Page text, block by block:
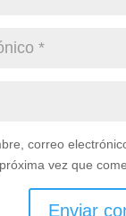
correo
vez que